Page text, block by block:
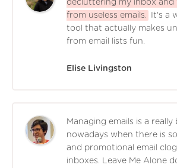
decluttering my inbox and
from useless emails.
It's a
tool that actually makes
from email lists fun.
Elise Livingston
Managing emails is a really
nowadays when there is
and promotional email
inboxes. Leave Me Alone